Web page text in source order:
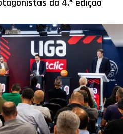
da 4.ª edição